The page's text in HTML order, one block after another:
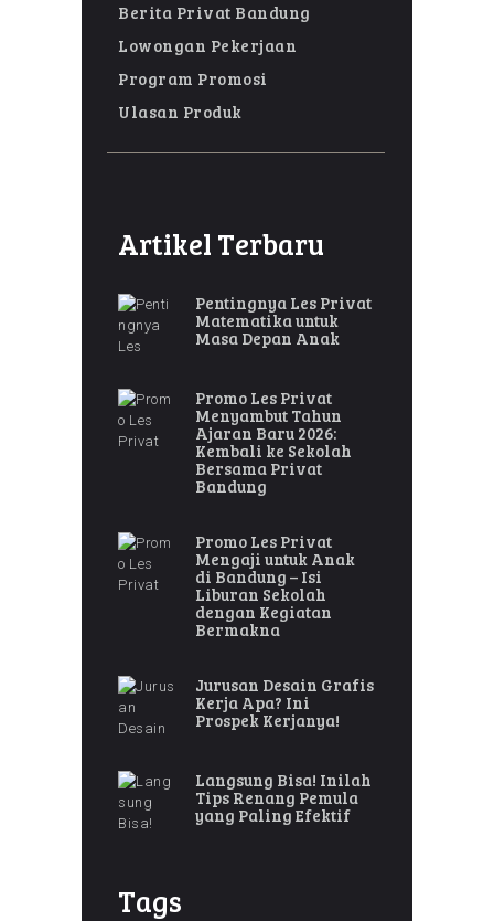
Berita Privat Bandung
Lowongan Pekerjaan
Program Promosi
Ulasan Produk
Artikel Terbaru
Pentingnya Les Privat
Matematika untuk
Masa Depan Anak
Promo Les Privat
Menyambut Tahun
Ajaran Baru 2026:
Kembali ke Sekolah
Bersama Privat
Bandung
Promo Les Privat
Mengaji untuk Anak
di Bandung – Isi
Liburan Sekolah
dengan Kegiatan
Bermakna
Jurusan Desain Grafis
Kerja Apa? Ini
Prospek Kerjanya!
Langsung Bisa! Inilah
Tips Renang Pemula
yang Paling Efektif
Tags